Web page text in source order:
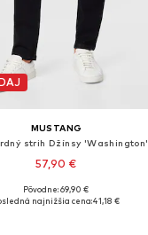
MUSTANG
strih Džínsy 'Washington'
57,90 €
v mnohých veľkostiach
Pôvodne: 69,90 €
najnižšia cena:41,18 €